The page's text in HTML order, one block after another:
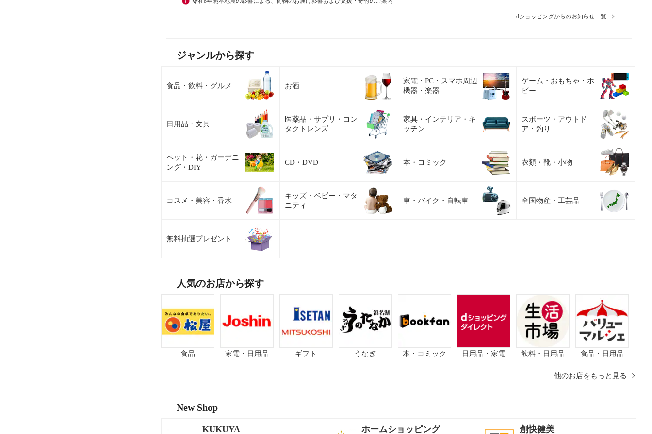
dショッピングからのお知らせ一覧
ジャンルから探す
食品・飲料・グルメ お酒
家電・PC・スマホ周辺
機器・楽器
ゲーム・おもちゃ・ホ
ビー
日用品・文具
医薬品・サプリ・コン
タクトレンズ
家具・インテリア・キ
ッチン
スポーツ・アウトド
ア・釣り
ペット・花・ガーデニ
ング・DIY
CD・DVD 本・コミック 衣類・靴・小物
コスメ・美容・香水
キッズ・ベビー・マタ
ニティ
車・バイク・自転車 全国物産・工芸品
無料抽選プレゼント
人気のお店から探す
食品 家電・日用品 ギフト うなぎ 本・コミック 日用品・家電 飲料・日用品 食品・日用品
他のお店をもっと見る
New Shop
KUKUYA ホームショッピング 創快健美